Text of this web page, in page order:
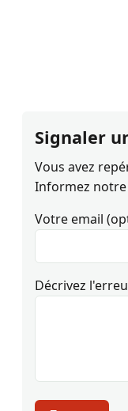
Signaler
Vous avez
Informez
Votre email
Décrivez